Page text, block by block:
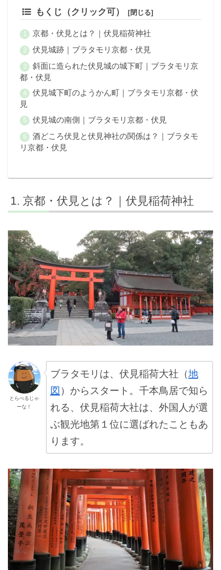
もくじ（クリック可）
京都・伏見とは？｜伏見稲荷神社
伏見城跡｜ブラタモリ京都・伏見
斜面に造られた伏見城の城下町｜ブラタモリ京
都・伏見
伏見城下町のようかん町｜ブラタモリ京都・伏
見
伏見城の南側｜ブラタモリ京都・伏見
酒どころ伏見と伏見神社の関係は？｜ブラタモ
リ京都・伏見
京都・伏見とは？｜伏見稲荷神社
とらべるじゃ
ーな！
ブラタモリは、伏見稲荷大社（地
図 ）からスタート。千本鳥居で知ら
れる、伏見稲荷大社は、外国人が選
ぶ観光地第１位に選ばれたこともあ
ります。